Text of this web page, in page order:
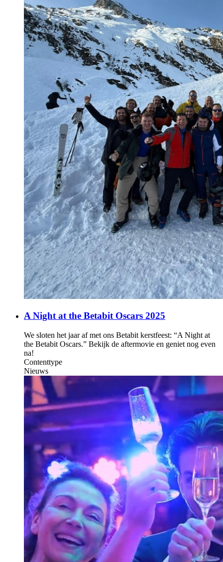
A Night at the Betabit Oscars 2025
We sloten het jaar af met ons Betabit kerstfeest: “A Night at
the Betabit Oscars.” Bekijk de aftermovie en geniet nog even
na!
Contenttype
Nieuws